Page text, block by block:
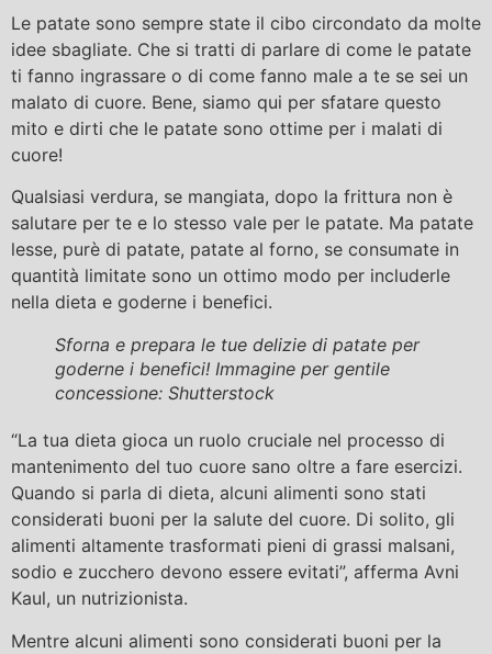
Le patate sono sempre state il cibo circondato da molte
idee sbagliate. Che si tratti di parlare di come le patate
ti fanno ingrassare o di come fanno male a te se sei un
malato di cuore. Bene, siamo qui per sfatare questo
mito e dirti che le patate sono ottime per i malati di
cuore!
Qualsiasi verdura, se mangiata, dopo la frittura non è
salutare per te e lo stesso vale per le patate. Ma patate
lesse, purè di patate, patate al forno, se consumate in
quantità limitate sono un ottimo modo per includerle
nella dieta e goderne i benefici.
Sforna e prepara le tue delizie di patate per
goderne i benefici! Immagine per gentile
concessione: Shutterstock
“La tua dieta gioca un ruolo cruciale nel processo di
mantenimento del tuo cuore sano oltre a fare esercizi.
Quando si parla di dieta, alcuni alimenti sono stati
considerati buoni per la salute del cuore. Di solito, gli
alimenti altamente trasformati pieni di grassi malsani,
sodio e zucchero devono essere evitati”, afferma Avni
Kaul, un nutrizionista.
Mentre alcuni alimenti sono considerati buoni per la